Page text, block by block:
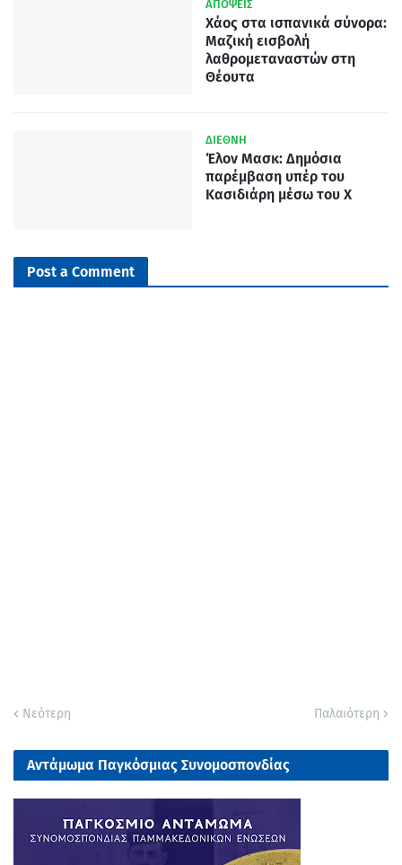
ΑΠΟΨΕΙΣ
Χάος στα ισπανικά σύνορα:
Μαζική εισβολή
λαθρομεταναστών στη
Θέουτα
ΔΙΕΘΝΗ
Έλον Μασκ: Δημόσια
παρέμβαση υπέρ του
Κασιδιάρη μέσω του X
Post a Comment
Νεότερη Παλαιότερη
Αντάμωμα Παγκόσμιας Συνομοσπονδίας
Παμμακεδονικών Ενώσεων